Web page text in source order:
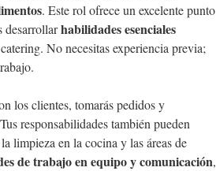
. Este rol ofrece un excelente punto
desarrollarhabilidades esenciales
No necesitas experiencia previa;
los clientes, tomarás pedidos y
responsabilidades también pueden
limpieza en la cocina y las áreas de
de trabajo en equipo y comunicación,